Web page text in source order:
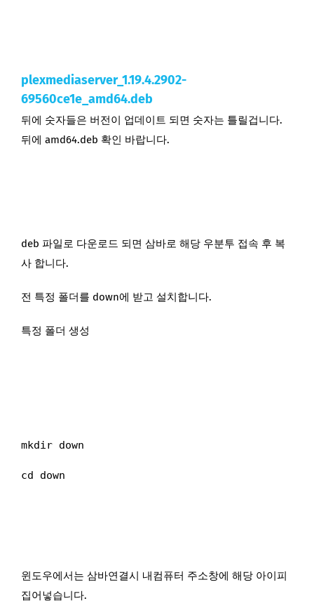
plexmediaserver_1.19.4.2902-
69560ce1e_amd64.deb
뒤에 숫자들은 버전이 업데이트 되면 숫자는 틀릴겁니다.
뒤에 amd64.deb 확인 바랍니다.
deb 파일로 다운로드 되면 삼바로 해당 우분투 접속 후 복
사 합니다.
​전 특정 폴더를 down에 받고 설치합니다.
​특정 폴더 생성
mkdir down
cd down
윈도우에서는 삼바연결시 내컴퓨터 주소창에 해당 아이피
집어넣습니다.